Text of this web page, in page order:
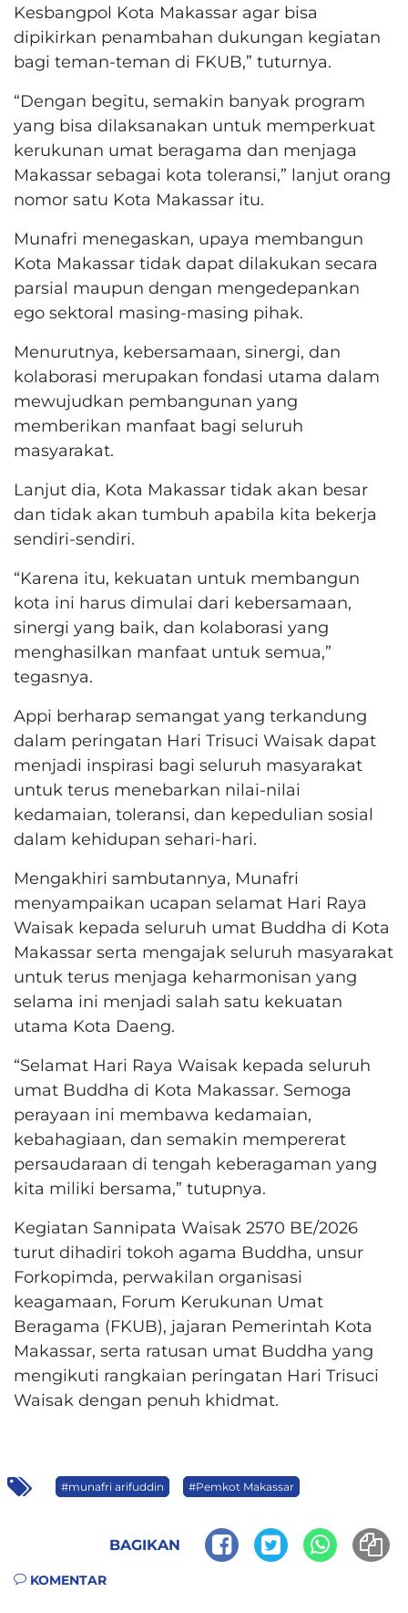
Kesbangpol Kota Makassar agar bisa
dipikirkan penambahan dukungan kegiatan
bagi teman-teman di FKUB,” tuturnya.
“Dengan begitu, semakin banyak program
yang bisa dilaksanakan untuk memperkuat
kerukunan umat beragama dan menjaga
Makassar sebagai kota toleransi,” lanjut orang
nomor satu Kota Makassar itu.
Munafri menegaskan, upaya membangun
Kota Makassar tidak dapat dilakukan secara
parsial maupun dengan mengedepankan
ego sektoral masing-masing pihak.
Menurutnya, kebersamaan, sinergi, dan
kolaborasi merupakan fondasi utama dalam
mewujudkan pembangunan yang
memberikan manfaat bagi seluruh
masyarakat.
Lanjut dia, Kota Makassar tidak akan besar
dan tidak akan tumbuh apabila kita bekerja
sendiri-sendiri.
“Karena itu, kekuatan untuk membangun
kota ini harus dimulai dari kebersamaan,
sinergi yang baik, dan kolaborasi yang
menghasilkan manfaat untuk semua,”
tegasnya.
Appi berharap semangat yang terkandung
dalam peringatan Hari Trisuci Waisak dapat
menjadi inspirasi bagi seluruh masyarakat
untuk terus menebarkan nilai-nilai
kedamaian, toleransi, dan kepedulian sosial
dalam kehidupan sehari-hari.
Mengakhiri sambutannya, Munafri
menyampaikan ucapan selamat Hari Raya
Waisak kepada seluruh umat Buddha di Kota
Makassar serta mengajak seluruh masyarakat
untuk terus menjaga keharmonisan yang
selama ini menjadi salah satu kekuatan
utama Kota Daeng.
“Selamat Hari Raya Waisak kepada seluruh
umat Buddha di Kota Makassar. Semoga
perayaan ini membawa kedamaian,
kebahagiaan, dan semakin mempererat
persaudaraan di tengah keberagaman yang
kita miliki bersama,” tutupnya.
Kegiatan Sannipata Waisak 2570 BE/2026
turut dihadiri tokoh agama Buddha, unsur
Forkopimda, perwakilan organisasi
keagamaan, Forum Kerukunan Umat
Beragama (FKUB), jajaran Pemerintah Kota
Makassar, serta ratusan umat Buddha yang
mengikuti rangkaian peringatan Hari Trisuci
Waisak dengan penuh khidmat.
#munafri arifuddin #Pemkot Makassar
BAGIKAN
KOMENTAR